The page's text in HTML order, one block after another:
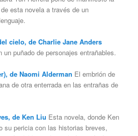
esta novela a través de un
cielo, de Charlie Jane Anders
un puñado de personajes entrañables.
de Naomi Alderman El embrión de
de otra enterrada en las entrañas de
de Ken Liu Esta novela, donde Ken
su pericia con las historias breves,